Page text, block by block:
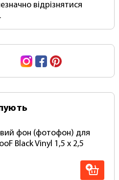
та зберігання
та тримачі
PhotoProoF Gray
в базовій комплектації,
або перекладину.
Gray Vinyl 1,5 х 2,5
укомплектувати
основою для
та розкручування) в
У нас можна
комплект фону +
відрізнятися
InstagramFacebook
фон (фотофон) для
Black Vinyl 1,5 х 2,5